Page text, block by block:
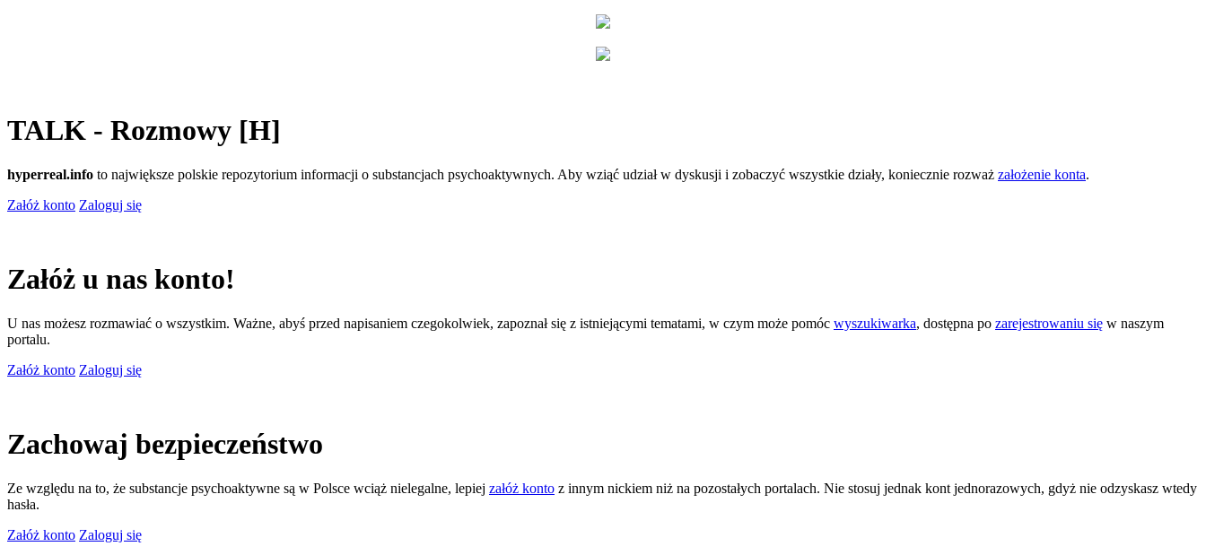
TALK - Rozmowy [H]
hyperreal.info to największe polskie repozytorium informacji o substancjach psychoaktywnych. Aby wziąć udział w dyskusji i zobaczyć wszystkie działy, koniecznie rozważ założenie konta.
Załóż konto Zaloguj się
Załóż u nas konto!
U nas możesz rozmawiać o wszystkim. Ważne, abyś przed napisaniem czegokolwiek, zapoznał się z istniejącymi tematami, w czym może pomóc wyszukiwarka, dostępna po zarejestrowaniu się w naszym
portalu.
Załóż konto Zaloguj się
Zachowaj bezpieczeństwo
Ze względu na to, że substancje psychoaktywne są w Polsce wciąż nielegalne, lepiej załóż konto z innym nickiem niż na pozostałych portalach. Nie stosuj jednak kont jednorazowych, gdyż nie odzyskasz wtedy
hasła.
Załóż konto Zaloguj się